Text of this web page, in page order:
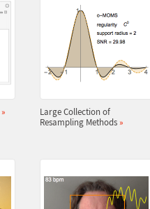
»
Large Collection of
Resampling Methods »